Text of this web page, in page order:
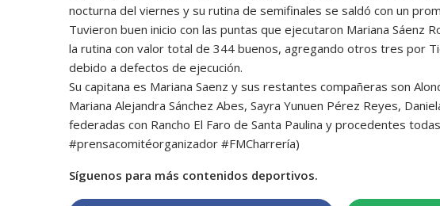
nocturna del viernes y su rutina de semifinales se saldó con un
Tuvieron buen inicio con las puntas que ejecutaron Mariana Sáenz
la rutina con valor total de 344 buenos, agregando otros tres por
debido a defectos de ejecución.
Su capitana es Mariana Saenz y sus restantes compañeras son
Mariana Alejandra Sánchez Abes, Sayra Yunuen Pérez Reyes,
federadas con Rancho El Faro de Santa Paulina y procedentes
#prensacomitéorganizador #FMCharrería)
Síguenos para más contenidos deportivos.